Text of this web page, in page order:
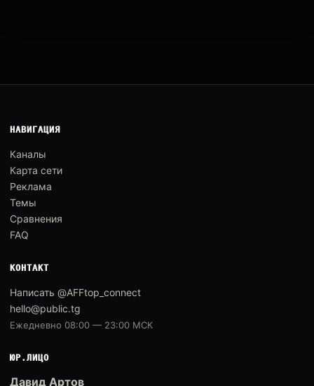
НАВИГАЦИЯ
Каналы
Карта сети
Реклама
Темы
Сравнения
FAQ
КОНТАКТ
Написать @AFFtop_connect
hello@public.tg
Ежедневно 08:00 — 23:00 МСК
ЮР.ЛИЦО
Давид Артов